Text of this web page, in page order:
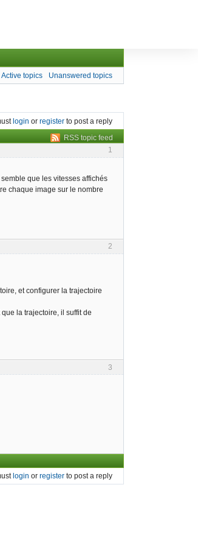
Active topics Unanswered topics
login or register to post a reply
RSS topic feed
1
que les vitesses affichés
chaque image sur le nombre
2
et configurer la trajectoire
la trajectoire, il suffit de
3
login or register to post a reply